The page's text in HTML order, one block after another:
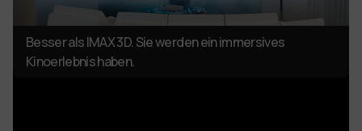
Besser als IMAX 3D. Sie werden ein immersives
Kinoerlebnis haben.